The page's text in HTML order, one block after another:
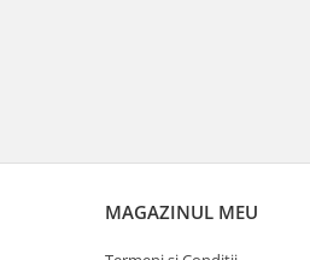
MAGAZINUL MEU